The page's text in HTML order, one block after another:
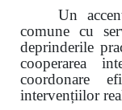
Un
comune cu
deprinderile
cooperarea
coordonare
intervențiilor